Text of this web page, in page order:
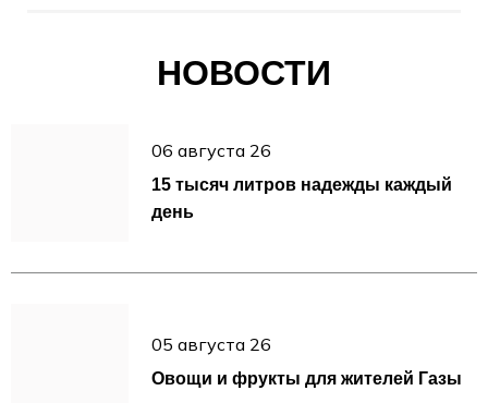
НОВОСТИ
06 августа 26
15 тысяч литров надежды каждый
день
05 августа 26
Овощи и фрукты для жителей Газы